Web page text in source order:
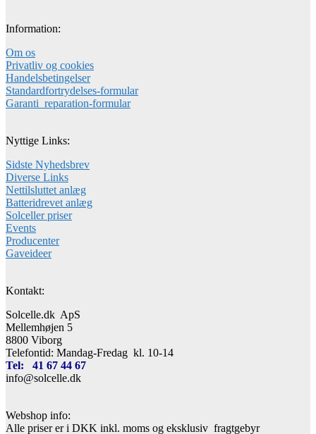
Information:
Om os
Privatliv og cookies
Handelsbetingelser
Standardfortrydelses-formular
Garanti_reparation-formular
Nyttige Links:
Sidste Nyhedsbrev
Diverse Links
Nettilsluttet anlæg
Batteridrevet anlæg
Solceller priser
Events
Producenter
Gaveideer
Kontakt:
Solcelle.dk ApS
Mellemhøjen 5
8800 Viborg
Telefontid: Mandag-Fredag kl. 10-14
Tel: 41 67 44 67
info@solcelle.dk
Webshop info:
Alle priser er i DKK inkl. moms og eksklusiv fragtgebyr